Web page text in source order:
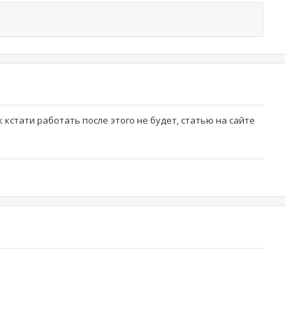
работать после этого не будет, статью на сайте